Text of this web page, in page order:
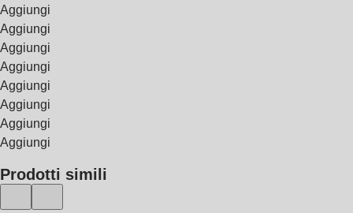
Aggiungi
Aggiungi
Aggiungi
Aggiungi
Aggiungi
Aggiungi
Aggiungi
Aggiungi
Prodotti simili